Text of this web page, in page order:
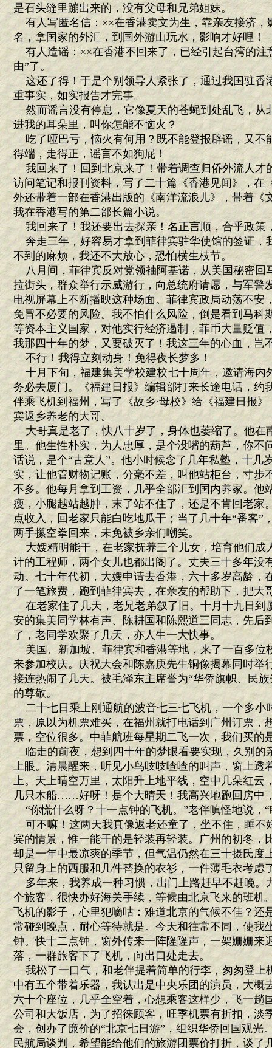
是石头缝里蹦出来的，没有父母和兄弟姐妹。
有人写匿名信：××在香港卖文为生，靠亲友接济
名，拿国家的外汇，到国外游山玩水，影响才好哩！
有人造谣：××在香港不回来了，已经引起台湾的
由”了。
这还了得！于是个别领导人紧张了，通过我国驻香
重事实，如实报告才完事。
然而谣言没有停息，它像夏天的苍蝇到处乱飞，从
进我的耳朵里，叫你怎能不恼火？
吃了哑巴亏，恼火有何用？既不能登报辟谣，又不
得端，走得正，谣言不如狗屁！
我回来了！回到北京来了！带着调查归侨外流人才
访问笔记和报刊资料，写了二十篇《香港见闻》，在
外还带着一部在香港出版的《南洋流浪儿》，带着
我在香港写的第二部长篇小说。
我回来了！我还要出去探亲！名正言顺，合乎政策
奔走三年，好容易才拿到菲律宾驻华使馆的签证，
不到的麻烦，我还不大放心，恐怕横生枝节。
八月间，菲律宾反对党领袖阿基诺，从美国秘密回
拉街头，群众举行示威游行，向总统府请愿，与军警
电视屏幕上不断播映这种场面。菲律宾政局动荡不安
免冒不必要的风险。我不怕什么风险，倒是看到马科
等资本主义国家，对他实行经济遏制，菲币大量贬值
我那四十年的梦，又要破灭了！我这三年的心血，岂
不行！我得立刻动身！免得夜长梦多！
十月下旬，福建集美学校建校七十周年，邀请海内
务必去厦门。《福建日报》编辑部打来长途电话，约
伴乘飞机到福州，写了《故乡·母校》给《福建日报
宾返乡养老的大哥。
大哥真是老了，快八十岁了，身体也萎缩了。他在
里。他生性朴实，为人忠厚，是个没嘴的葫芦，你不
话说，是个“古意人”。他小时候念了几年私塾，十几
实，让他管财物记账，分毫不差，叫他站柜台，寸步
不多。他每月拿到工资，几乎全部汇到国内养家。他
瘦，小腿越站越肿，末了站不住了，还是不肯回老家
点收入，回老家只能白吃地瓜干；当了几十年“番客”
两手攥空拳回来，未免被乡亲们嘲笑。
大嫂精明能干，在老家抚养三个儿女，培育他们成
计的工程师，两个女儿也都出阁了。丈夫三十多年没
动。七十年代初，大嫂申请去香港，六十多岁高龄，
了一笔旅费，跑到菲律宾去，在亲友的帮助下，把大
在老家住了几天，老兄老弟叙了旧。十月十九日到
安的集美同学林有声、陈耕国和陈熙道三同志，先后
了，老同学欢聚了几天，亦人生一大快事。
美国、新加坡、菲律宾和香港等地，来了一百多位
来参加校庆。庆祝大会和陈嘉庚先生铜像揭幕同时举
接连热闹了几天。被毛泽东主席誉为“华侨旗帜、民
的尊敬。
二十七日乘上刚通航的波音七三七飞机，一个多小
票，原以为机票难买，在福州就打电话到广州订票，
票，空位很多。中菲航班每星期二飞一次，我们买的
临走的前夜，想到四十年的梦眼看要实现，久别的
上眼。清晨醒来，听见小鸟吱吱喳喳的叫声，窗上透
上。天上晴空万里，太阳升上地平线，空中几朵红云
几只木船……好呀！是个大晴天！我高兴地跑回房中
“你慌什么呀？十一点钟的飞机。”老伴嗔怪地说，“
可不嘛！这两天我真像返老还童了，坐不住，睡不
宾的情景，惟一能干的是轻装再轻装。广州的初冬，
却是一年中最凉爽的季节，但气温仍然在三十摄氏度
只留身上的西服和几件替换的衣衫，一件薄毛衣考虑
多年来，我养成一种习惯，出门上路赶早不赶晚。
个旅客，很快办好海关手续，等候由北京飞来的班机
飞机的影子，心里犯嘀咕：难道北京的气候不佳？还
常碰到晚点，耐心等待就是。今天和往常不同，使我
钟。快十二点钟，窗外传来一阵隆隆声，一架姗姗来
落，一群旅客下了飞机，向出口处走去。
我松了一口气，和老伴提着简单的行李，匆匆登上
中有五个带着乐器，我认出是中央乐团的演员，大概
六十个座位，几乎全空着，心想乘客这样少，飞一趟
公司和大饭店，为了招徕顾客，旺季机票有折扣，淡
会，创办了廉价的“北京七日游”，组织华侨回国观光
民航局谈判，希望能给他们的旅游团票价打折，谈了